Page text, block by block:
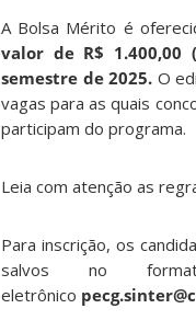
A Bolsa Mérito é
valor de R$
semestre de 2025. O
vagas para as quais
participam do programa.
Leia com atenção as
Para inscrição, os
salvos no
eletrônico